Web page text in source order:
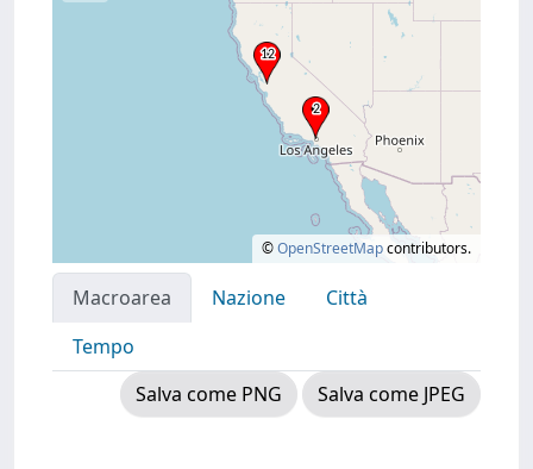
©OpenStreetMapcontributors.
Macroarea Nazione
Città
Tempo
Salva come PNG
Salva come JPEG